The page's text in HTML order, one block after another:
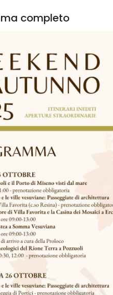
completo